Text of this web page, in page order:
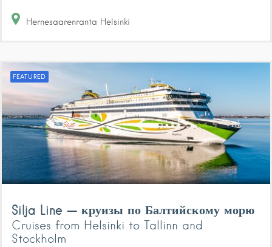
Hernesaarenranta Helsinki
FEATURED
Silja Line — круизы по Балтийскому морю
Cruises from Helsinki to Tallinn and
Stockholm